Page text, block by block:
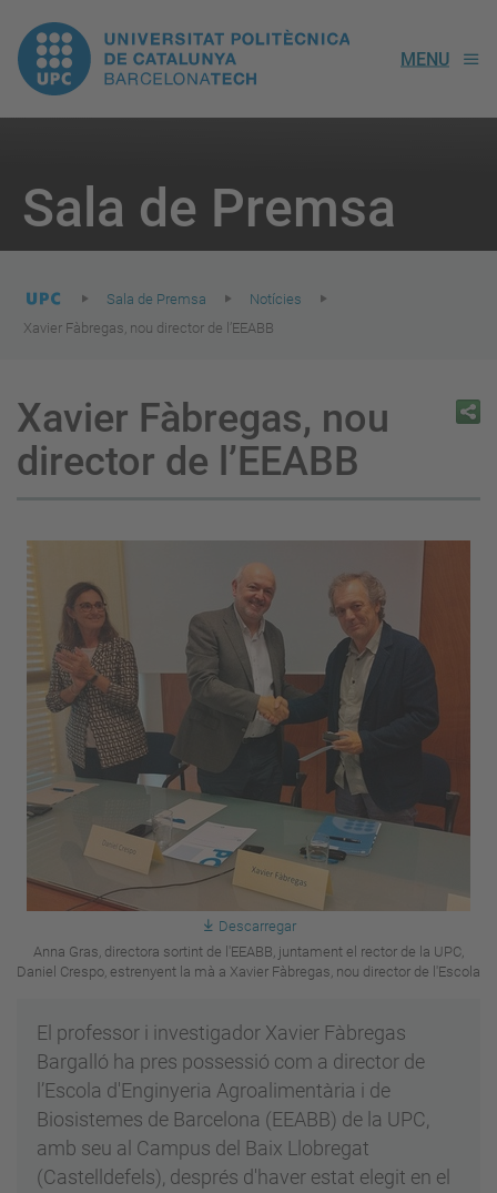
UPC.
Universitat
de
Catalunya
MENU
Sala de Premsa
here:
Sala de Premsa
Notícies
Xavier Fàbregas, nou director de l’EEABB
Xavier Fàbregas, nou
director de l’EEABB
Descarregar
Anna Gras, directora sortint de l'EEABB, juntament el rector de la UPC,
Daniel Crespo, estrenyent la mà a Xavier Fàbregas, nou director de l'Escola
El professor i investigador Xavier Fàbregas
Bargalló ha pres possessió com a director de
l’Escola d'Enginyeria Agroalimentària i de
Biosistemes de Barcelona (EEABB) de la UPC,
amb seu al Campus del Baix Llobregat
(Castelldefels), després d'haver estat elegit en el